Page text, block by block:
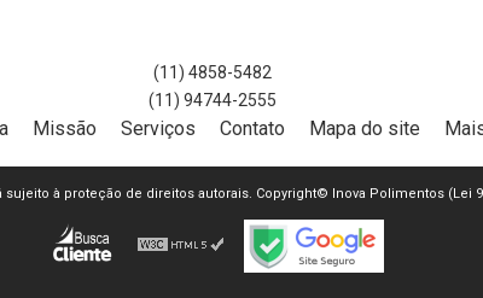
(11) 4858-5482
(11) 94744-2555
Missão Serviços Contato Mapa do site
sujeito à proteção de direitos autorais. Copyright© Inova Polimentos (Lei